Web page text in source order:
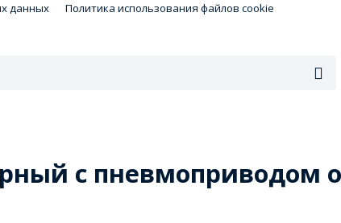
данных Политика использования файлов cookie
с пневмоприводом